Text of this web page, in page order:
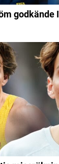
godkände